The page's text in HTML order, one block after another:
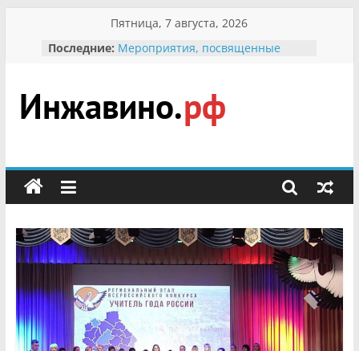
содержимому
Пятница, 7 августа, 2026
Последние: Мероприятия, посвященные
гражданин Инжавинского округа»
участнице Великой
Отечественной, фронтовичке
Безопасность в сети Интернет
мероприятии «Сохраним
первоцветы!»
В вольере Воронинского
заповедника родились крапчатые
Инжавино.рф
сельский
портал